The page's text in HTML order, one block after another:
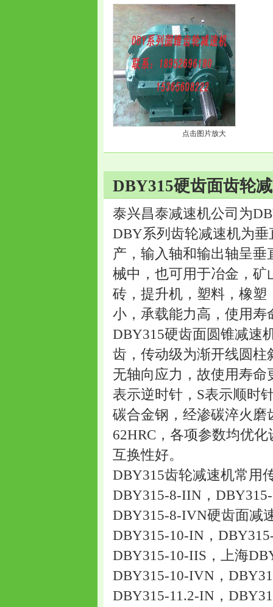
点击图片放大
DBY315硬齿面齿轮
泰兴昌泰减速机公司为
DBY系列齿轮减速机为垂
产，输入轴和输出轴呈
械中，也可用于冶金，
砖，提升机，塑料，橡
小，承载能力高，使用
DBY315硬齿面圆锥减速
齿，传动级为渐开线圆
无轴向应力，故使用寿
表示逆时针，S表示顺时
碳合金钢，经渗碳淬火
62HRC，各项参数均优
互换性好。
DBY315齿轮减速机常用
DBY315-8-IIN，
DBY315-8-IVN硬齿面减
DBY315-10-IN，
DBY315-10-IIS，上海
DBY315-10-IVN，
DBY315-11.2-IN，